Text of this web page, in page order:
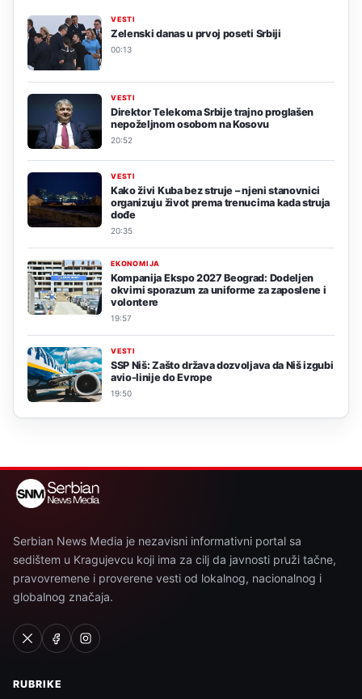
VESTI
Zelenski danas u prvoj poseti Srbiji
00:13
VESTI
Direktor Telekoma Srbije trajno proglašen
nepoželjnom osobom na Kosovu
20:52
VESTI
Kako živi Kuba bez struje – njeni stanovnici
organizuju život prema trenucima kada struja
dođe
20:35
EKONOMIJA
Kompanija Ekspo 2027 Beograd: Dodeljen
okvirni sporazum za uniforme za zaposlene i
volontere
19:57
VESTI
SSP Niš: Zašto država dozvoljava da Niš izgubi
avio-linije do Evrope
19:50
Serbian News Media je nezavisni informativni portal sa
sedištem u Kragujevcu koji ima za cilj da javnosti pruži tačne,
pravovremene i proverene vesti od lokalnog, nacionalnog i
globalnog značaja.
RUBRIKE